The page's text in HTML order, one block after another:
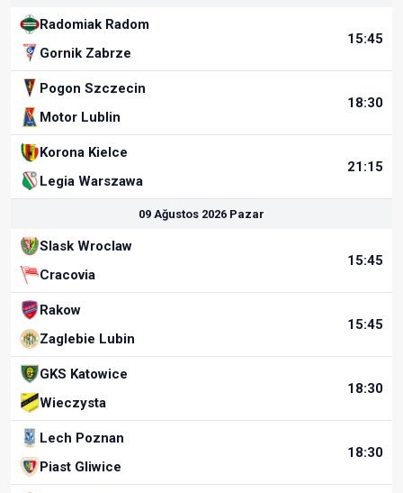
Radomiak Radom
Gornik Zabrze
15:45
Pogon Szczecin
Motor Lublin
18:30
Korona Kielce
Legia Warszawa
21:15
09 Ağustos 2026 Pazar
Slask Wroclaw
Cracovia
15:45
Rakow
Zaglebie Lubin
15:45
GKS Katowice
Wieczysta
18:30
Lech Poznan
Piast Gliwice
18:30